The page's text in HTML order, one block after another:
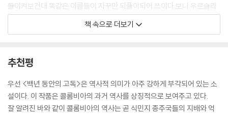
돌이켜보건대 똑같은 이름들이 자꾸만 되풀이되어 쓰이다 보니 우르슬라
는 어떤 단정적인 결론들을 얻게 되었다. 아우렐리아노라는 이름을 가진
아이들은 머리는 좀 좋은 편이면서도 성격만은 내성적이었고, 호세 아르카
르카디오 세군도와 아울렐리아노 세군도뿐이었다.
--- p.207
순간적으로 자기의 영혼이 그토록 엄청나게 무서운 과거를 감당할 수 없음
책 속으로 더보기
추천평
우선 <백년 동안의 고독>은 역사적 의미가 아주 강하게 부각되어 있는 소
설이다. 이 작품은 콜롬비아의 과거 역사를 상징적으로 보여주고 있다.
잘 알려진 바와 같이 콜롬비아의 역사는 곧 식민지 종주국들의 지배와 억